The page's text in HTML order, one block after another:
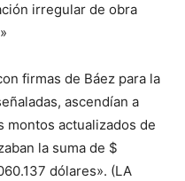
irregular de obra
firmas de Báez para la
ascendían a
montos actualizados de
la suma de $
dólares». (LA